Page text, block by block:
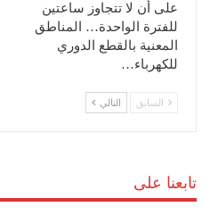
على أن لا تتجاوز ساعتين
للفترة الواحدة… المناطق
المعنية بالقطع الدوري
للكهرباء…
السابق التالي
تابعنا على